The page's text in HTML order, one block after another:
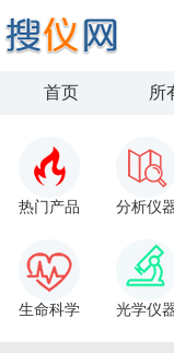
首页 所
热门产品 分析仪
生命科学 光学仪